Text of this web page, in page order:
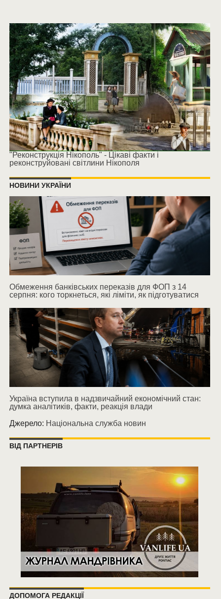
"Реконструкція Нікополь" - Цікаві факти і
реконструйовані світлини Нікополя
НОВИНИ УКРАЇНИ
Обмеження банківських переказів для ФОП з 14
серпня: кого торкнеться, які ліміти, як підготуватися
Україна вступила в надзвичайний економічний стан:
думка аналітиків, факти, реакція влади
Джерело: Національна служба новин
ВІД ПАРТНЕРІВ
ДОПОМОГА РЕДАКЦІЇ